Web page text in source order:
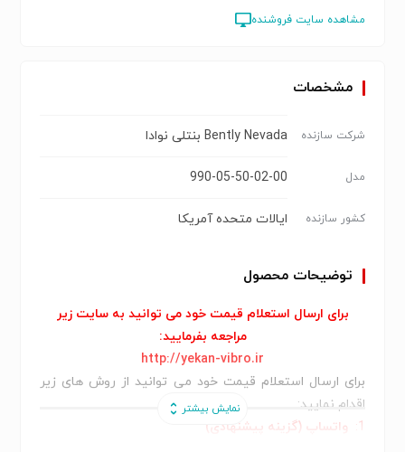
مشاهده سایت فروشنده
مشخصات
شرکت سازنده Bently Nevada بنتلی نوادا
مدل 990-05-50-02-00
کشور سازنده ایالات متحده آمریكا
توضیحات محصول
برای ارسال استعلام قیمت خود می توانید به سایت زیر
مراجعه بفرمایید:
http://yekan-vibro.ir
برای ارسال استعلام قیمت خود می توانید از روش های زیر
اقدام نمایید:
1:
واتساپ (گزینه پیشنهادی)